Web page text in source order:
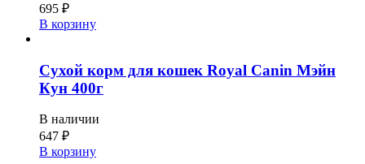
695 ₽
В корзину
Сухой корм для кошек Royal Canin Мэйн
Кун 400г
В наличии
647 ₽
В корзину